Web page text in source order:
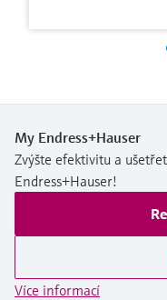
My Endress+Hauser
Zvýšte efektivitu a
Endress+Hauser!
Více informací